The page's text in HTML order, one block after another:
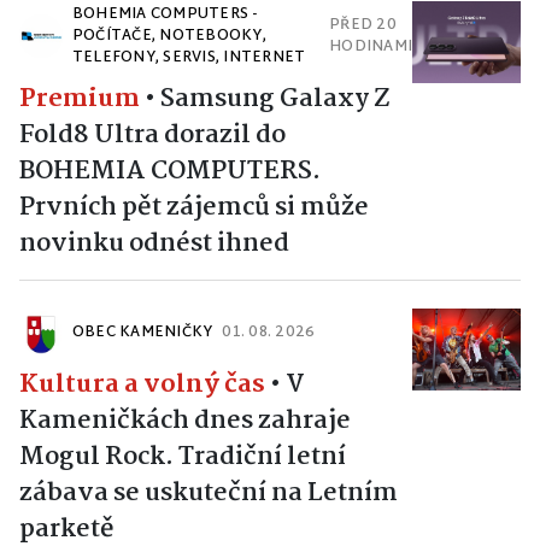
BOHEMIA COMPUTERS -
POČÍTAČE, NOTEBOOKY,
TELEFONY, SERVIS, INTERNET
PŘED 20
HODINAMI
Premium • Samsung Galaxy Z
Fold8 Ultra dorazil do
BOHEMIA COMPUTERS.
Prvních pět zájemců si může
novinku odnést ihned
OBEC KAMENIČKY 01. 08. 2026
Kultura a volný čas • V
Kameničkách dnes zahraje
Mogul Rock. Tradiční letní
zábava se uskuteční na Letním
parketě